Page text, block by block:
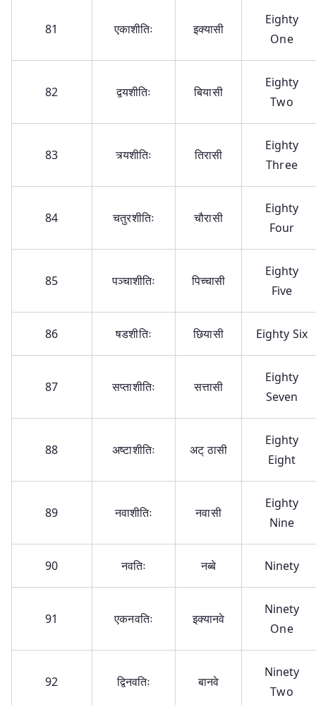
81 एकाशीतिः इक्यासी
Eighty
One
82 द्वयशीतिः बियासी
Eighty
Two
83 त्र्यशीतिः तिरासी
Eighty
Three
84 चतुरशीतिः चौरासी
Eighty
Four
85 पञ्चाशीतिः पिच्चासी
Eighty
Five
86 षडशीतिः छियासी Eighty Six
87 सप्ताशीतिः सत्तासी
Eighty
Seven
88 अष्टाशीतिः अट् ठासी
Eighty
Eight
89 नवाशीतिः नवासी
Eighty
Nine
90 नवतिः नब्बे Ninety
91 एकनवतिः इक्यानवे
Ninety
One
92 द्विनवतिः बानवे
Ninety
Two